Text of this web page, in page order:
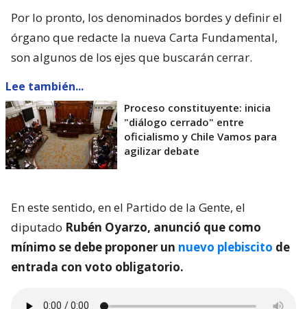
Por lo pronto, los denominados bordes y definir el
órgano que redacte la nueva Carta Fundamental,
son algunos de los ejes que buscarán cerrar.
Lee también...
Proceso constituyente: inicia
"diálogo cerrado" entre
oficialismo y Chile Vamos para
agilizar debate
En este sentido, en el Partido de la Gente, el
diputado Rubén Oyarzo, anunció que como
mínimo se debe proponer un nuevo plebiscito de
entrada con voto obligatorio.